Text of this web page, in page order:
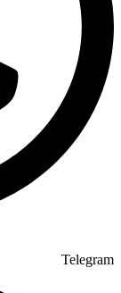
Telegram